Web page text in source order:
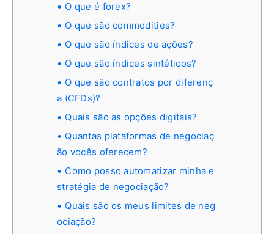
O que é forex?
O que são commodities?
O que são índices de ações?
O que são índices sintéticos?
O que são contratos por diferenç
a (CFDs)?
Quais são as opções digitais?
Quantas plataformas de negociaç
ão vocês oferecem?
Como posso automatizar minha e
stratégia de negociação?
Quais são os meus limites de neg
ociação?